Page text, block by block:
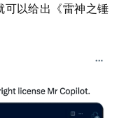
以给出《雷神之锤